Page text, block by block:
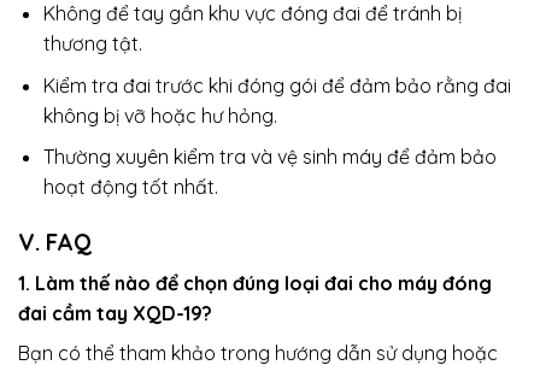
Không để tay gần khu vực đóng đai để tránh bị
thương tật.
Kiểm tra đai trước khi đóng gói để đảm bảo rằng đai
không bị vỡ hoặc hư hỏng.
Thường xuyên kiểm tra và vệ sinh máy để đảm bảo
hoạt động tốt nhất.
V. FAQ
1. Làm thế nào để chọn đúng loại đai cho máy đóng
đai cầm tay XQD-19?
Bạn có thể tham khảo trong hướng dẫn sử dụng hoặc